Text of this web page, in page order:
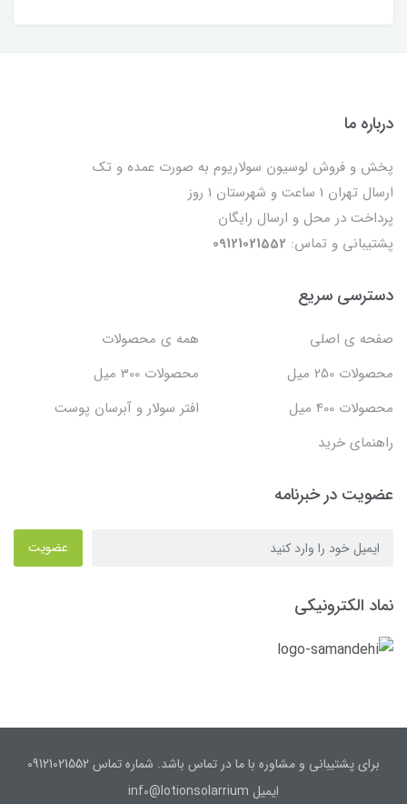
درباره ما
پخش و فروش لوسیون سولاریوم به صورت عمده و تک
ارسال تهران 1 ساعت و شهرستان 1 روز
پرداخت در محل و ارسال رایگان
پشتیبانی و تماس: 09121021552
دسترسی سریع
صفحه ی اصلی
همه ی محصولات
محصولات 250 میل
محصولات 300 میل
محصولات 400 میل
افتر سولار و آبرسان پوست
راهنمای خرید
عضویت در خبرنامه
عضویت
نماد الکترونیکی
برای پشتیبانی و مشاوره با ما در تماس باشد. شماره تماس 09121021552
ایمیل inf0@lotionsolarrium